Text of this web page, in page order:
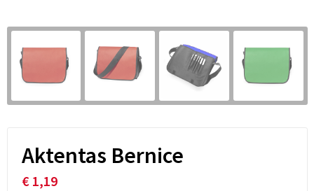
Aktentas Bernice
€ 1,19